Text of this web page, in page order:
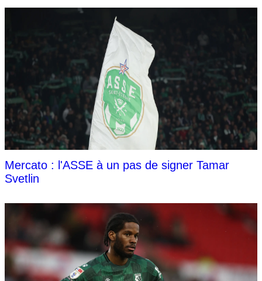
Mercato : l'ASSE à un pas de signer Tamar
Svetlin